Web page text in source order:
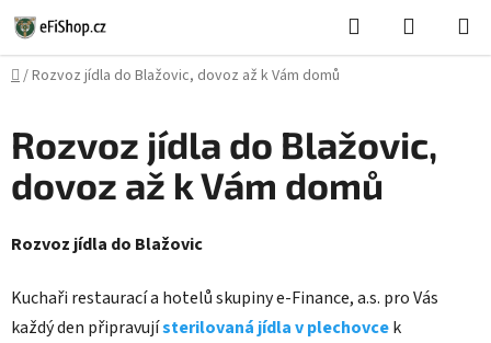
Přejít
na
obsah
Hledat
KOŠÍK
Domů
/Rozvoz jídla do Blažovic, dovoz až k Vám domů
Rozvoz jídla do Blažovic,
dovoz až k Vám domů
Rozvoz jídla do Blažovic
Kuchaři restaurací a hotelů skupiny e-Finance, a.s. pro Vás
každý den připravujísterilovaná jídla v plechovcek